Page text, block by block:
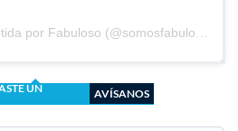
UN
AVÍSANOS